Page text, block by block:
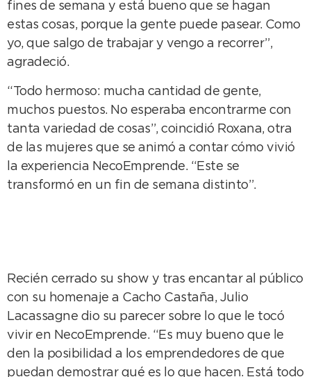
fines de semana y está bueno que se hagan
estas cosas, porque la gente puede pasear. Como
yo, que salgo de trabajar y vengo a recorrer”,
agradeció.
“Todo hermoso: mucha cantidad de gente,
muchos puestos. No esperaba encontrarme con
tanta variedad de cosas”, coincidió Roxana, otra
de las mujeres que se animó a contar cómo vivió
la experiencia NecoEmprende. “Este se
transformó en un fin de semana distinto”.
Recién cerrado su show y tras encantar al público
con su homenaje a Cacho Castaña, Julio
Lacassagne dio su parecer sobre lo que le tocó
vivir en NecoEmprende. “Es muy bueno que le
den la posibilidad a los emprendedores de que
puedan demostrar qué es lo que hacen. Está todo